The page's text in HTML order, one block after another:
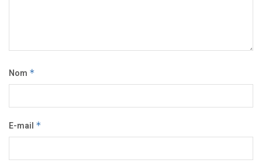
Nom *
E-mail *